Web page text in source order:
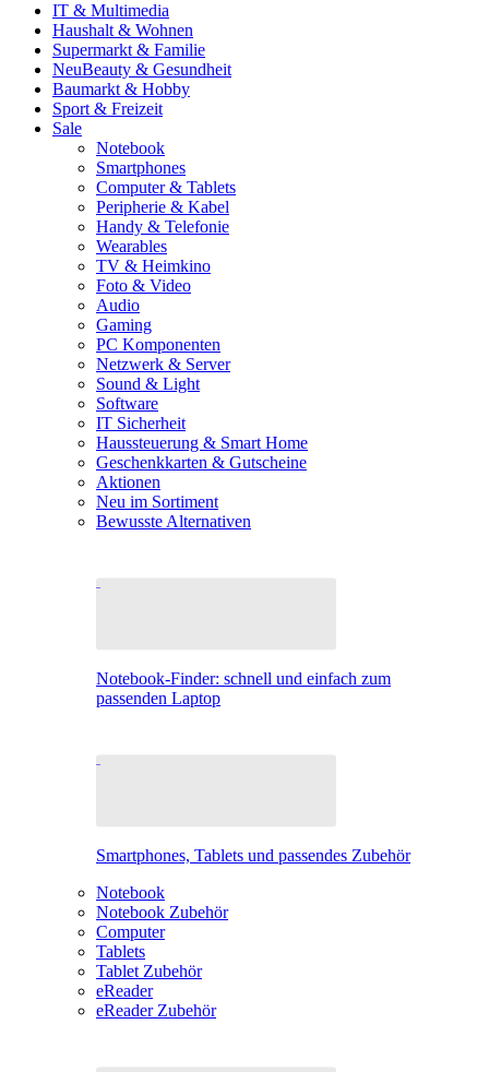
IT & Multimedia
Haushalt & Wohnen
Supermarkt & Familie
NeuBeauty & Gesundheit
Baumarkt & Hobby
Sport & Freizeit
Sale
Notebook
Smartphones
Computer & Tablets
Peripherie & Kabel
Handy & Telefonie
Wearables
TV & Heimkino
Foto & Video
Audio
Gaming
PC Komponenten
Netzwerk & Server
Sound & Light
Software
IT Sicherheit
Haussteuerung & Smart Home
Geschenkkarten & Gutscheine
Aktionen
Neu im Sortiment
Bewusste Alternativen
Notebook-Finder: schnell und einfach zum
passenden Laptop
Smartphones, Tablets und passendes Zubehör
Notebook
Notebook Zubehör
Computer
Tablets
Tablet Zubehör
eReader
eReader Zubehör